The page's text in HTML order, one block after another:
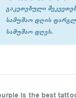
გაკეთებული
სამუშაო დღის
სამუშაო დღეს.
is the best